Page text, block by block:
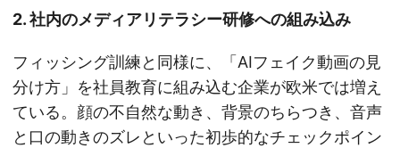
2. 社内のメディアリテラシー研修への組み込み
フィッシング訓練と同様に、「AIフェイク動画の見
分け方」を社員教育に組み込む企業が欧米では増え
ている。顔の不自然な動き、背景のちらつき、音声
と口の動きのズレといった初歩的なチェックポイン